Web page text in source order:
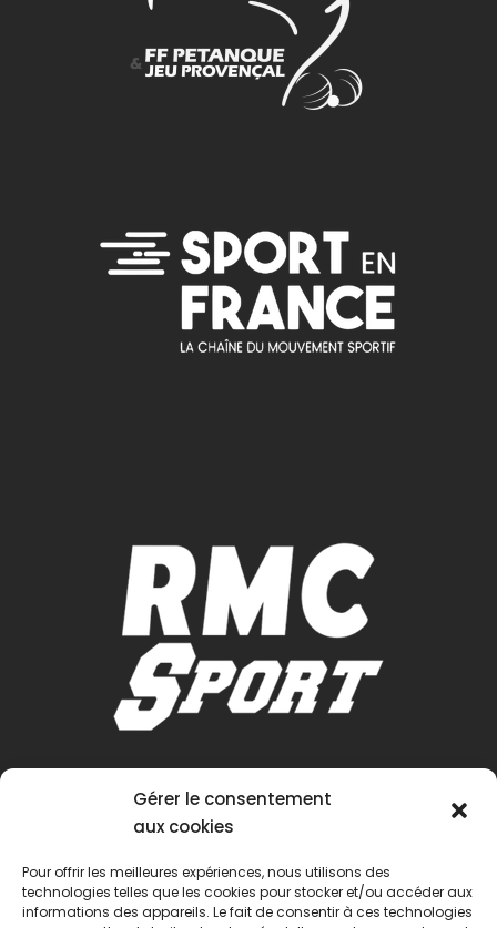
Gérer le consentement
aux cookies
Pour offrir les meilleures expériences, nous utilisons des
technologies telles que les cookies pour stocker et/ou accéder aux
informations des appareils. Le fait de consentir à ces technologies